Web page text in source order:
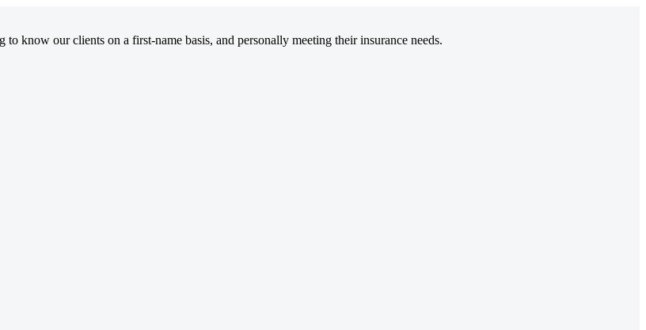
know our clients on a first-name basis, and personally meeting their insurance needs.